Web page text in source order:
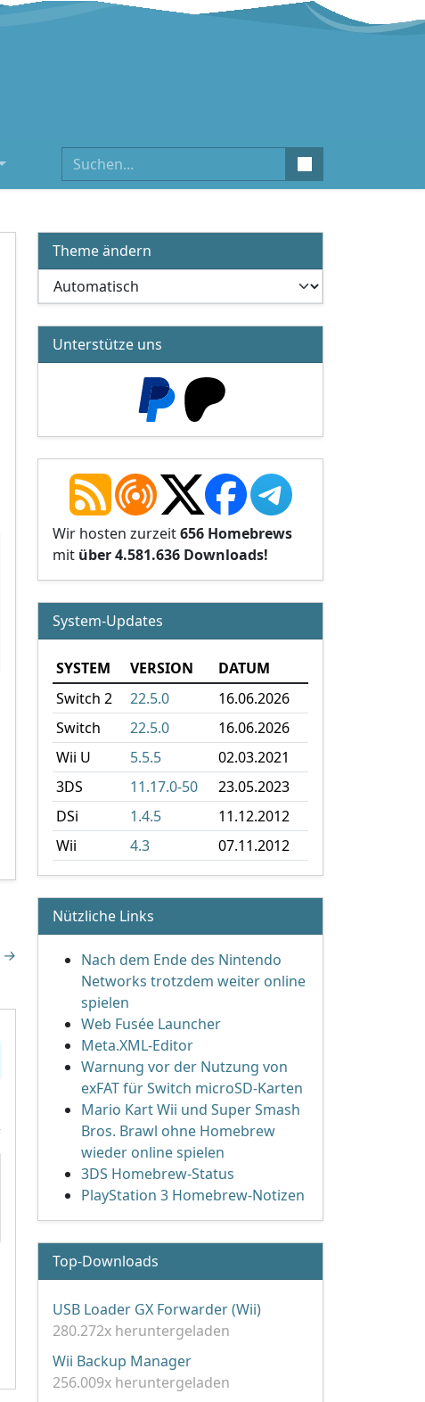
Suchen
→
Theme ändern
Unterstütze uns
Wir hosten zurzeit656 Homebrews
mit über 4.581.636 Downloads!
System-Updates
SYSTEM VERSION
DATUM
Switch 2
22.5.0
16.06.2026
Switch
22.5.0
16.06.2026
Wii U
5.5.5
02.03.2021
3DS
11.17.0-50
23.05.2023
DSi
1.4.5
11.12.2012
Wii
4.3 07.11.2012
Nützliche Links
Nach dem Ende des Nintendo
Networks trotzdem weiter online
spielen
Web Fusée Launcher
Meta.XML-Editor
Warnung vor der Nutzung von
exFAT für Switch microSD-Karten
Mario Kart Wii und Super Smash
Bros. Brawl ohne Homebrew
wieder online spielen
3DS Homebrew-Status
PlayStation 3 Homebrew-Notizen
Top-Downloads
USB Loader GX Forwarder (Wii)
280.272x heruntergeladen
Wii Backup Manager
256.009x heruntergeladen